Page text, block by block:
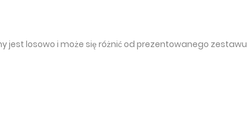
jest losowo i może się różnić od prezentowanego zestawu